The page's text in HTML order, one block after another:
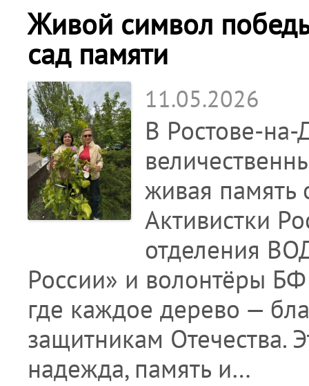
Живой символ
сад памяти
11.05.2026
В Ростове-на-
живая память
Активистки
отделения
России» и волонтёры
где каждое дерево —
защитникам Отечества.
надежда, память и…